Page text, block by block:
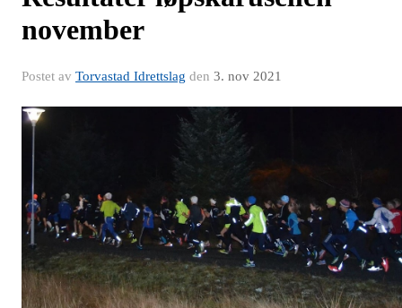
november
Postet av Torvastad Idrettslag den 3. nov 2021